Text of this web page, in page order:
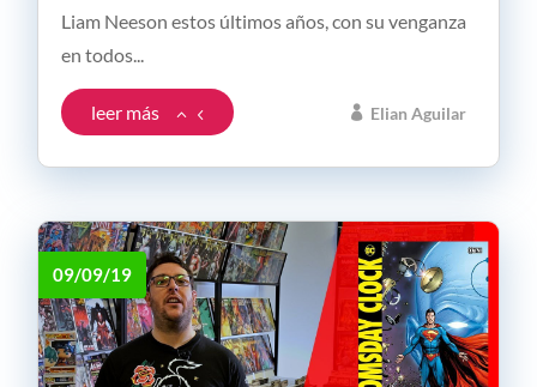
Elian Aguilar
Liam Neeson estos últimos años, con su venganza
en todos...
leer más
09/09/19